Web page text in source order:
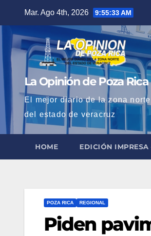
contenido
Mar. Ago 4th, 2026 9:55:35 AM
La Opinión de Poza Rica
El mejor diario de la zona norte
del estado de veracruz
HOME EDICIÓN
POZA RICA REGIONAL
Piden